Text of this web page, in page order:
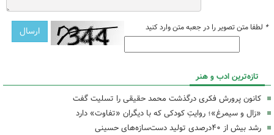
* لطفا متن تصویر را در جعبه متن وارد کنید
تازه‌ترین ادب و هنر
کانون پرورش فکری درگذشت محمد حقیقی را تسلیت گفت
«زال و سیمرغ»؛ روایتِ کودکی که با دیگران «تفاوت» دارد
رشد بیش از ۴۰درصدی تولید دست‌سازه‌های حسینی